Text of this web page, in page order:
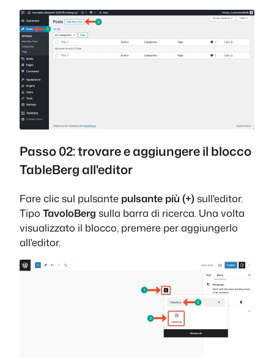
Passo 02: trovare e aggiungere il blocco
TableBerg all'editor
Fare clic sul pulsante pulsante più (+) sull'editor.
Tipo TavoloBerg sulla barra di ricerca. Una volta
visualizzato il blocco, premere per aggiungerlo
all'editor.